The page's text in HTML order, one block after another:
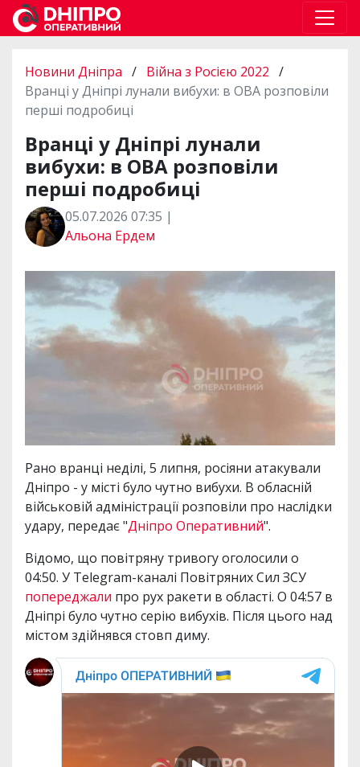
Новини Дніпра / Війна з Росією 2022 /
Вранці у Дніпрі лунали вибухи: в ОВА розповіли
перші подробиці
Вранці у Дніпрі лунали
вибухи: в ОВА розповіли
перші подробиці
05.07.2026 07:35 |
Альона Ердем
Рано вранці неділі, 5 липня, росіяни атакували
Дніпро - у місті було чутно вибухи. В обласній
військовій адміністрації розповіли про наслідки
удару, передає "Дніпро Оперативний".
Відомо, що повітряну тривогу оголосили о
04:50. У Telegram-каналі Повітряних Сил ЗСУ
попереджали про рух ракети в області. О 04:57 в
Дніпрі було чутно серію вибухів. Після цього над
містом здійнявся стовп диму.